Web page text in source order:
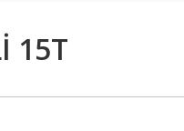
15T